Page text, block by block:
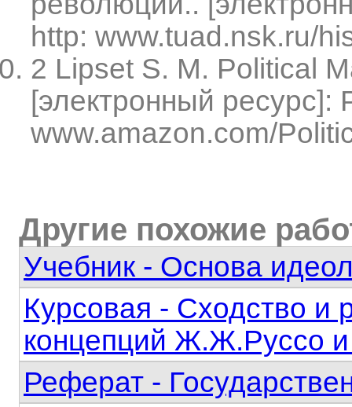
http: www.tuad.nsk.ru/
2 Lipset S. M. Political
[электронный ресурс]:
www.amazon.com/
Другие похожие
Учебник - Основа
Курсовая - Сходство и
концепций Ж.Ж.Руссо
Реферат -